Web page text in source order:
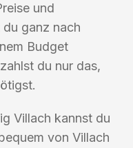
und
ganz nach
Budget
du nur das,
Villach kannst du
von Villach